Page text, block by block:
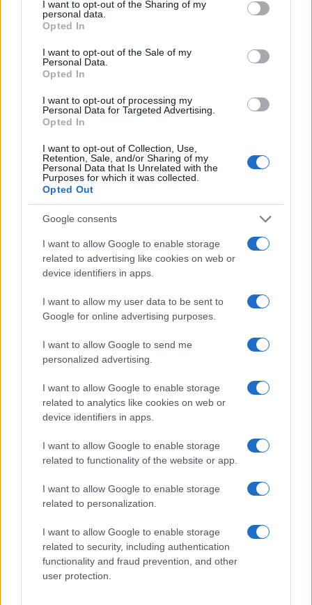
not limited to your visit or usage behaviour. You may click to
grant or deny consent to Google and its third-party tags to
use your data for below specified purposes in below Google
consent section.
I want to opt-out of the Sharing of my
personal data.
Opted In
I want to opt-out of the Sale of my
Personal Data.
Opted In
I want to opt-out of processing my
Personal Data for Targeted Advertising.
Opted In
I want to opt-out of Collection, Use,
Retention, Sale, and/or Sharing of my
Personal Data that Is Unrelated with the
Purposes for which it was collected.
Opted Out
Google consents
I want to allow Google to enable storage
related to advertising like cookies on web or
device identifiers in apps.
I want to allow my user data to be sent to
Google for online advertising purposes.
I want to allow Google to send me
personalized advertising.
I want to allow Google to enable storage
related to analytics like cookies on web or
device identifiers in apps.
I want to allow Google to enable storage
related to functionality of the website or app.
I want to allow Google to enable storage
related to personalization.
I want to allow Google to enable storage
related to security, including authentication
functionality and fraud prevention, and other
user protection.
partita come prova della svolta.
Continua a leggere
CALCIO